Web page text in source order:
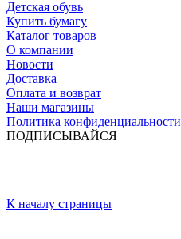
Детская обувь
Купить бумагу
Каталог товаров
О компании
Новости
Доставка
Оплата и возврат
Наши магазины
Политика конфиденциальности
ПОДПИСЫВАЙСЯ
К началу страницы